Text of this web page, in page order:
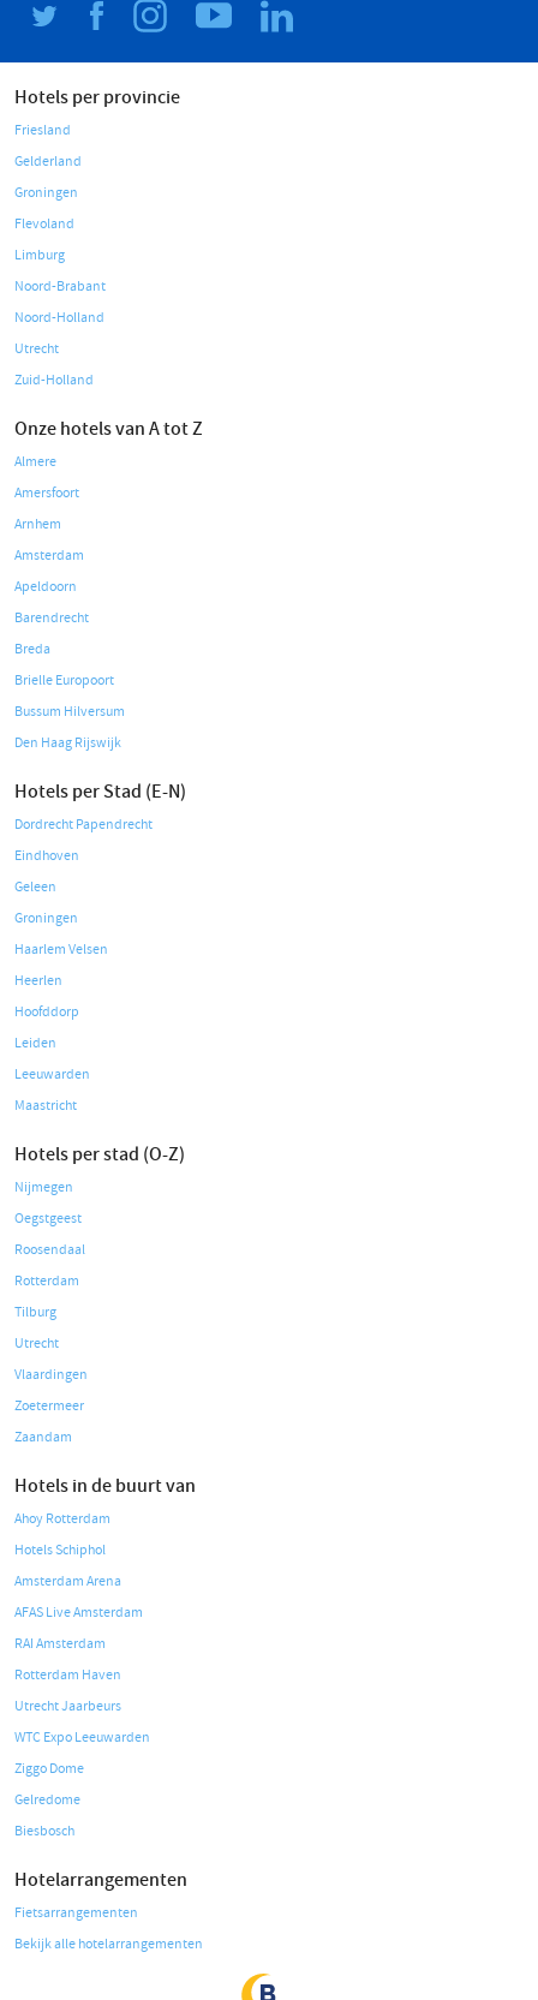
Hotels per provincie
Friesland
Gelderland
Groningen
Flevoland
Limburg
Noord-Brabant
Noord-Holland
Utrecht
Zuid-Holland
Onze hotels van A tot Z
Almere
Amersfoort
Arnhem
Amsterdam
Apeldoorn
Barendrecht
Breda
Brielle Europoort
Bussum Hilversum
Den Haag Rijswijk
Hotels per Stad (E-N)
Dordrecht Papendrecht
Eindhoven
Geleen
Groningen
Haarlem Velsen
Heerlen
Hoofddorp
Leiden
Leeuwarden
Maastricht
Hotels per stad (O-Z)
Nijmegen
Oegstgeest
Roosendaal
Rotterdam
Tilburg
Utrecht
Vlaardingen
Zoetermeer
Zaandam
Hotels in de buurt van
Ahoy Rotterdam
Hotels Schiphol
Amsterdam Arena
AFAS Live Amsterdam
RAI Amsterdam
Rotterdam Haven
Utrecht Jaarbeurs
WTC Expo Leeuwarden
Ziggo Dome
Gelredome
Biesbosch
Hotelarrangementen
Fietsarrangementen
Bekijk alle hotelarrangementen